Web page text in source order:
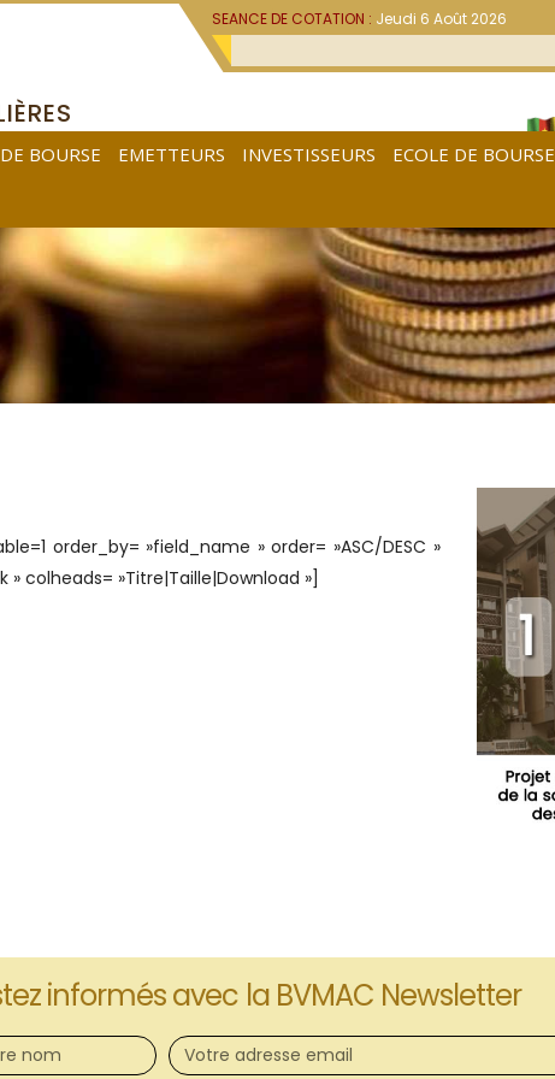
SEANCE DE COTATION : Jeudi 6 Août 2026
BOURSE EMETTEURS INVESTISSEURS ECOLE DE BOURSE
order_by= »field_name » order= »ASC/DESC »
colheads= »Titre|Taille|Download »]
informés avec la BVMAC Newsletter